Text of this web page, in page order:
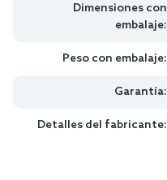
Dimensiones con
embalaje:
Peso con embalaje:
Garantía:
Detalles del fabricante: